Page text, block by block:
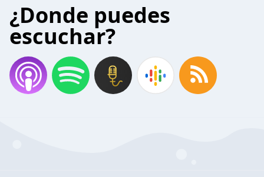
¿Donde puedes
escuchar?